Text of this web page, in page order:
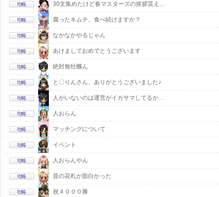
30文集めたけど春マスターズの挨拶貰え…
腐ったキムチ、食べ続けますか？
なかなかやるじゃん
あけましておめでとうございます
絶対無牡蠣ん
と〇りんさん、ありがとうございました♪
人がいないのは運営がイカサマしてるか…
人おらん
マッチングについて
イベント
人おらんやん
昔の花札が面白かった
祝４０００勝